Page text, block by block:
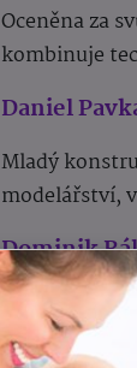
Oceněna za
kombinuje
Daniel
Mladý
modelářství,
Dominik
Talentovaný
odvahu a